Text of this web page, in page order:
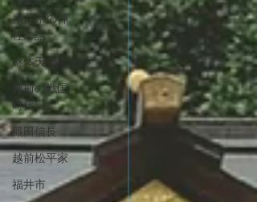
福井県の神
社の話
継体天皇
越前の戦国
時代
織田信長
越前松平家
福井市